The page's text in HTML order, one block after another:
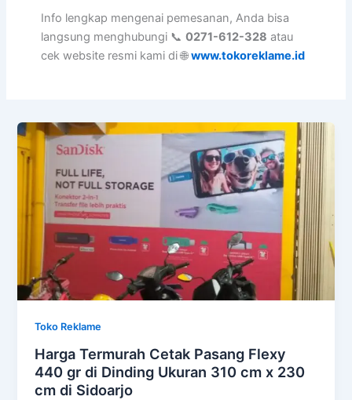
Info lengkap mengenai pemesanan, Anda bisa
langsung menghubungi 📞 0271-612-328 atau
cek website resmi kami di 🌐www.tokoreklame.id
Toko Reklame
Harga Termurah Cetak Pasang Flexy
440 gr di Dinding Ukuran 310 cm x 230
cm di Sidoarjo